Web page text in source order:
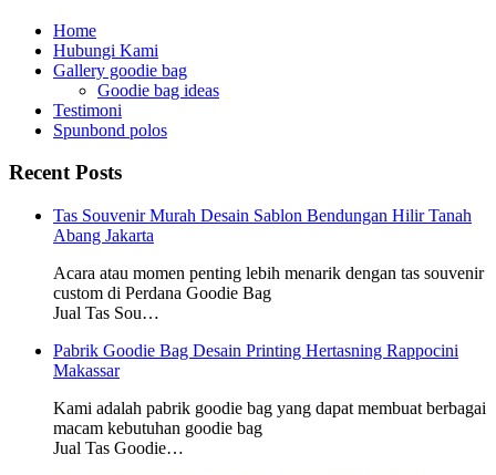
Home
Hubungi Kami
Gallery goodie bag
Goodie bag ideas
Testimoni
Spunbond polos
Recent Posts
Tas Souvenir Murah Desain Sablon Bendungan Hilir Tanah
Abang Jakarta
Acara atau momen penting lebih menarik dengan tas souvenir
custom di Perdana Goodie Bag
Jual Tas Sou…
Pabrik Goodie Bag Desain Printing Hertasning Rappocini
Makassar
Kami adalah pabrik goodie bag yang dapat membuat berbagai
macam kebutuhan goodie bag
Jual Tas Goodie…